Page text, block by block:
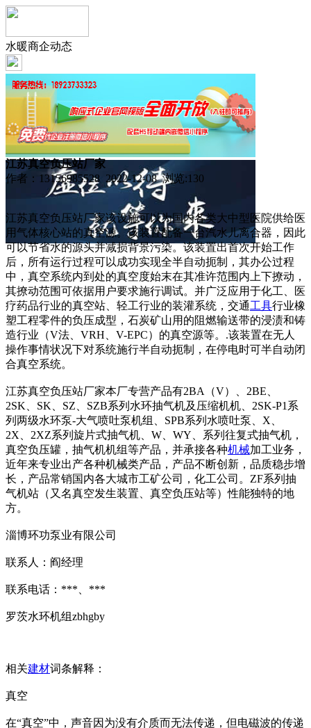
水暖商企动态
江苏真空负压站厂家
作者：13156985528 2022-12-08 浏览:130
江苏真空负压站厂家该设施可以为国内各类大中型医院供给医
用气体核心站的真空源。该装置配备一台汽水儿离合器，因此
可以节省水的源头并减损背景污染。该装置出首次开始工作
后，所有运行过程可以成功实现全半自动扼制，其办公过程
中，真空系统内到处的真空度始末在其准许范围内上下撩动，
其撩动范围可依据用户要求施行调试。并广泛应用于化工、医
疗药品行业的真空站、轻工行业的装灌系统，交通工具行业橡
塑工程零件的负压成型，石炭矿山用的阻燃输送带的浸渍和铸
造行业（V法、VRH、V-EPC）的真空源等。.该装置在无人
操作事情状况下对系统施行半自动扼制，在停电时可半自动闭
合真空系统。
江苏真空负压站厂家本厂专营产品有2BA（V）、2BE、
2SK、SK、SZ、SZB系列水环抽气机及压缩机机、2SK-P1系
列两级水环泵-大气喷吐泵机组、SPB系列水喷吐泵、X、
2X、2XZ系列旋片式抽气机、W、WY、系列往复式抽气机，
真空负压罐，抽气机机组等产品，并承接各种机械加工业务，
近年来专业出产各种机械类产品，产品不断创新，品质稳步增
长，产品常销国内各大城市工矿公司，化工公司。ZF系列抽
气机站（又名真空发生装置、真空负压站等）性能独特的地
方。
淄博环功泵业有限公司
联系人：阎经理
联系电话：***、***
罗茨水环机组zbhgby
相关建材词条解释：
真空
在“真空”中，声音因为没有介质而无法传递，但电磁波的传递